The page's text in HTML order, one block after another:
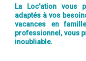
La Loc'ation vous
adaptés à vos
vacances en
professionnel, vous
inoubliable.